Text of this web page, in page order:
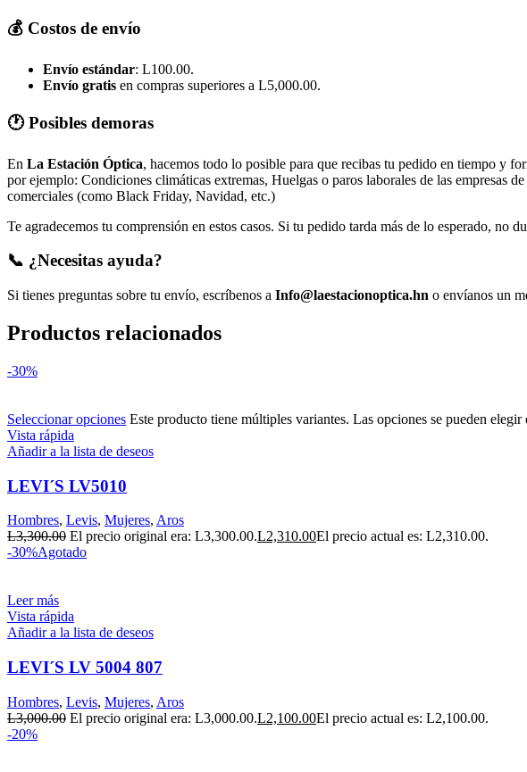
💰 Costos de envío
Envío estándar: L100.00.
Envío gratis en compras superiores a L5,000.00.
🕐 Posibles demoras
En La Estación Óptica, hacemos todo lo posible para que recibas tu pedido en tiempo y
por ejemplo: Condiciones climáticas extremas, Huelgas o paros laborales de las empresas
comerciales (como Black Friday, Navidad, etc.)
Te agradecemos tu comprensión en estos casos. Si tu pedido tarda más de lo esperado, no
📞 ¿Necesitas ayuda?
Si tienes preguntas sobre tu envío, escríbenos a Info@laestacionoptica.hn o envíanos un
Productos relacionados
-30%
Seleccionar opciones Este producto tiene múltiples variantes. Las opciones se pueden
Vista rápida
Añadir a la lista de deseos
LEVI´S LV5010
Hombres, Levis, Mujeres, Aros
L3,300.00 El precio original era: L3,300.00.L2,310.00El precio actual es: L2,310.00.
-30%Agotado
Leer más
Vista rápida
Añadir a la lista de deseos
LEVI´S LV 5004 807
Hombres, Levis, Mujeres, Aros
L3,000.00 El precio original era: L3,000.00.L2,100.00El precio actual es: L2,100.00.
-20%